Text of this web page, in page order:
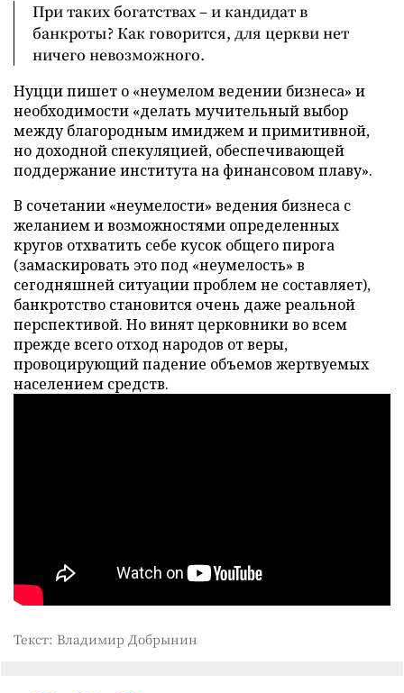
При таких богатствах – и кандидат в
банкроты? Как говорится, для церкви нет
ничего невозможного.
Нуцци пишет о «неумелом ведении бизнеса» и
необходимости «делать мучительный выбор
между благородным имиджем и примитивной,
но доходной спекуляцией, обеспечивающей
поддержание института на финансовом плаву».
В сочетании «неумелости» ведения бизнеса с
желанием и возможностями определенных
кругов отхватить себе кусок общего пирога
(замаскировать это под «неумелость» в
сегодняшней ситуации проблем не составляет),
банкротство становится очень даже реальной
перспективой. Но винят церковники во всем
прежде всего отход народов от веры,
провоцирующий падение объемов жертвуемых
населением средств.
Текст: Владимир Добрынин